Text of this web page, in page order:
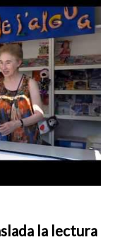
la lectura